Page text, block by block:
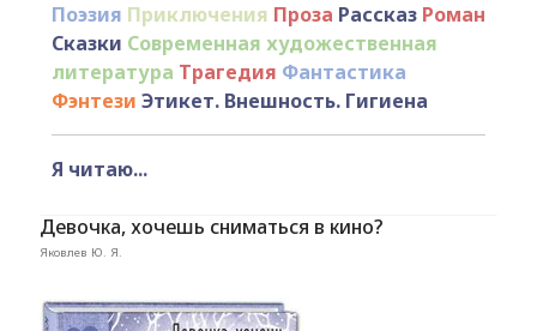
Поэзия Приключения Проза Рассказ Роман
Сказки Современная художественная
литература Трагедия Фантастика
Фэнтези Этикет. Внешность. Гигиена
Я читаю...
Девочка, хочешь сниматься в кино?
Яковлев Ю. Я.